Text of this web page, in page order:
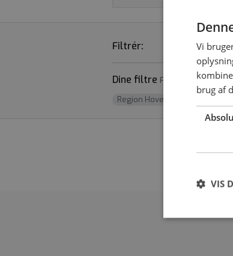
Filtrér: STILLINGSTYPE
Dine filtre Fjern alle
Region Hovedstaden
Vi
Vi
brug af
VIS